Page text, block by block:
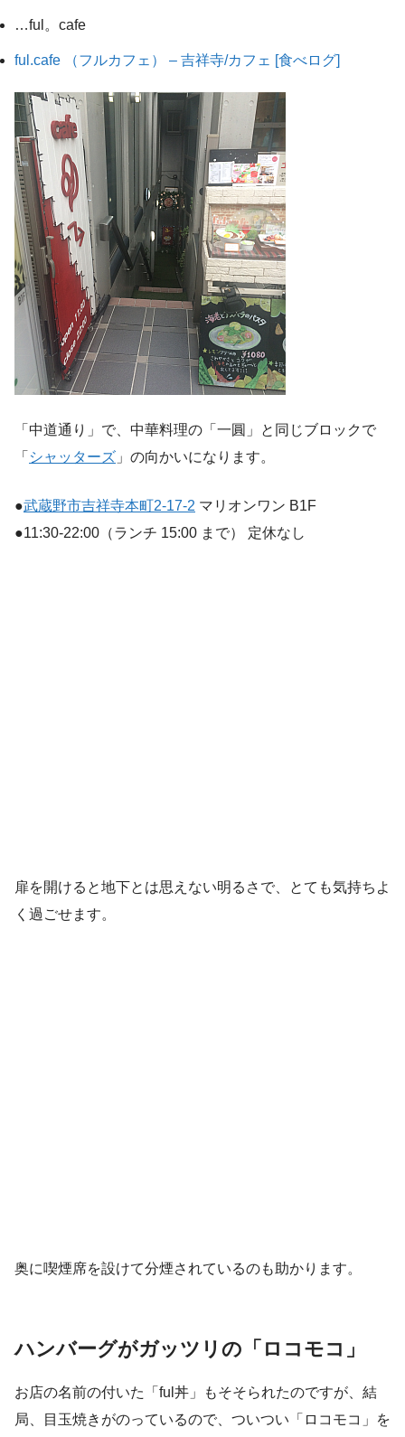
…ful。cafe
ful.cafe （フルカフェ） – 吉祥寺/カフェ [食べログ]
「中道通り」で、中華料理の「一圓」と同じブロックで
「 シャッターズ 」の向かいになります。
●武蔵野市吉祥寺本町2-17-2 マリオンワン B1F
●11:30-22:00（ランチ 15:00 まで） 定休なし
扉を開けると地下とは思えない明るさで、とても気持ちよ
く過ごせます。
奥に喫煙席を設けて分煙されているのも助かります。
ハンバーグがガッツリの「ロコモコ」
お店の名前の付いた「ful丼」もそそられたのですが、結
局、目玉焼きがのっているので、ついつい「ロコモコ」を